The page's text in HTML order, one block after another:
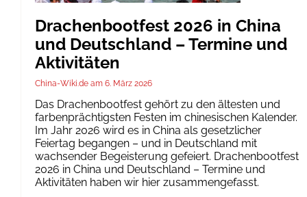
Drachenbootfest 2026 in China
und Deutschland – Termine und
Aktivitäten
China-Wiki.de 6. März 2026
Das Drachenbootfest gehört zu den ältesten und
farbenprächtigsten Festen im chinesischen Kalender.
Im Jahr 2026 wird es in China als gesetzlicher
Feiertag begangen – und in Deutschland mit
wachsender Begeisterung gefeiert. Drachenbootfest
2026 in China und Deutschland – Termine und
Aktivitäten haben wir hier zusammengefasst.